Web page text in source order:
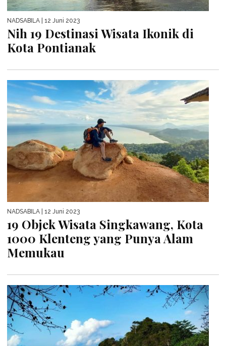
NADSABILA | 12 Juni 2023
Nih 19 Destinasi Wisata Ikonik di
Kota Pontianak
NADSABILA | 12 Juni 2023
19 Objek Wisata Singkawang, Kota
1000 Klenteng yang Punya Alam
Memukau